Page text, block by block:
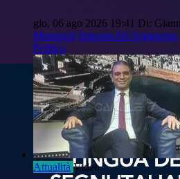
gio, 06 ago 2026 19:41 Di:
Monopoli Imposta-Di-Soggiorno
Politica
Attualità Video